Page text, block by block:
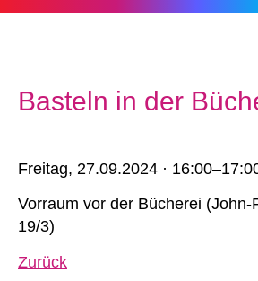
Basteln in der
Freitag, 27.09.2024 ·
Vorraum vor der Bücherei (John-
19/3)
Zurück